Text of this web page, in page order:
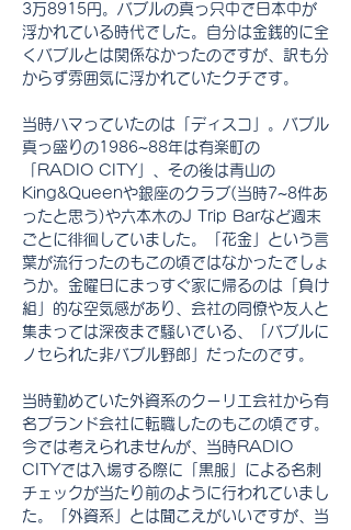
3万8915円。バブルの真っ只中で日本中が
浮かれている時代でした。自分は金銭的に全
くバブルとは関係なかったのですが、訳も分
からず雰囲気に浮かれていたクチです。
当時ハマっていたのは「ディスコ」。バブル
真っ盛りの1986~88年は有楽町の
「RADIO CITY」、その後は青山の
King&Queenや銀座のクラブ(当時7~8件あ
ったと思う)や六本木のJ Trip Barなど週末
ごとに徘徊していました。「花金」という言
葉が流行ったのもこの頃ではなかったでしょ
うか。金曜日にまっすぐ家に帰るのは「負け
組」的な空気感があり、会社の同僚や友人と
集まっては深夜まで騒いでいる、「バブルに
ノセられた非バブル野郎」だったのです。
当時勤めていた外資系のクーリエ会社から有
名ブランド会社に転職したのもこの頃です。
今では考えられませんが、当時RADIO
CITYでは入場する際に「黒服」による名刺
チェックが当たり前のように行われていまし
た。「外資系」とは聞こえがいいですが、当